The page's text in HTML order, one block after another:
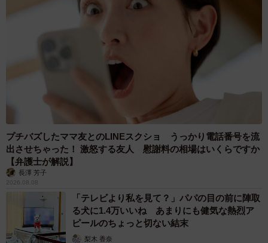
プチバズしたママ友とのLINEスクショ うっかり電話番号を流
出させちゃった！ 激怒する友人 慰謝料の相場はいくらですか
【弁護士が解説】
長澤 芳子
2026.08.08
「テレビより私を見て？」パパの目の前に陣取
る犬に1.4万いいね あまりにも健気な熱烈ア
ピールのちょっと切ない結末
梨木 香奈